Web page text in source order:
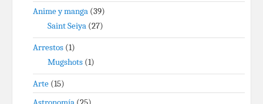
Anime y manga (39)
Saint Seiya (27)
Arrestos (1)
Mugshots (1)
Arte (15)